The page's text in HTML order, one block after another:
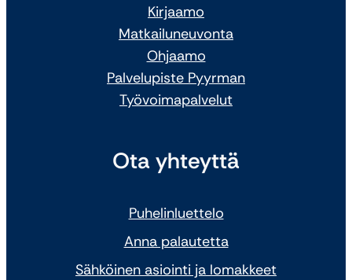
Kirjaamo
Matkailuneuvonta
Ohjaamo
Palvelupiste Pyyrman
Työvoimapalvelut
Ota yhteyttä
Puhelinluettelo
Anna palautetta
Sähköinen asiointi ja lomakkeet